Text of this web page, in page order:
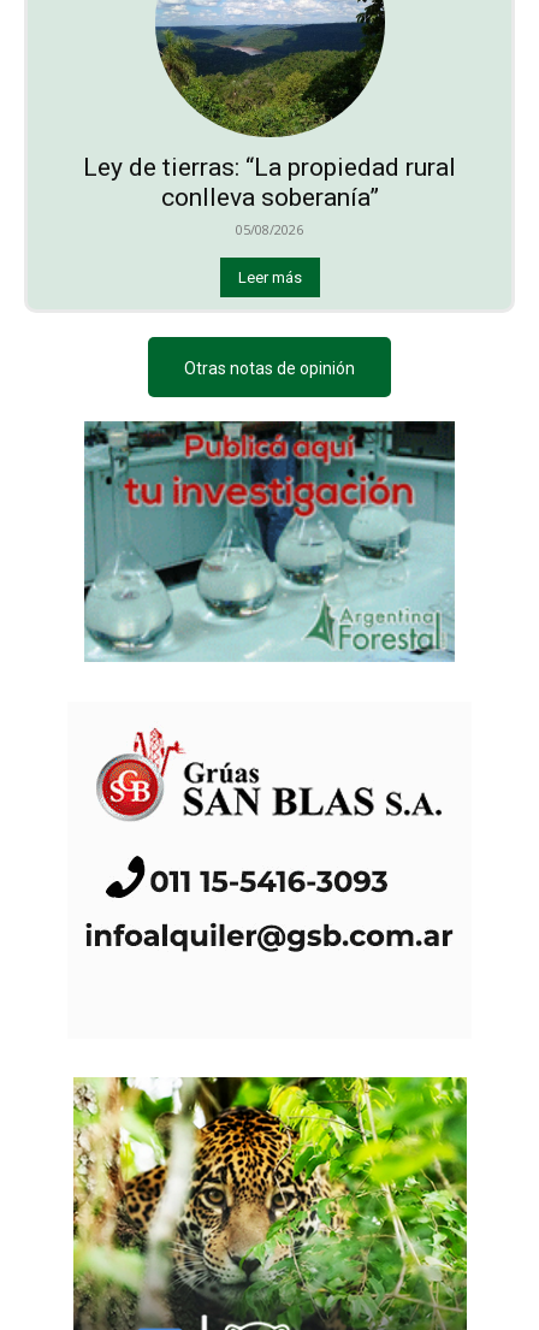
Ley de tierras: “La propiedad rural
conlleva soberanía”
05/08/2026
Leer más
Otras notas de opinión